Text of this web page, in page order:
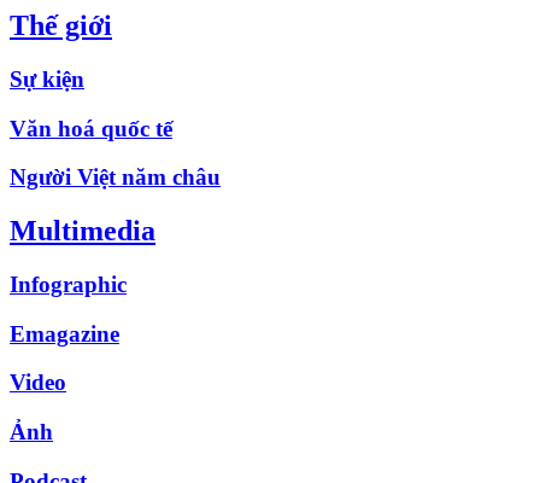
Thế giới
Sự kiện
Văn hoá quốc tế
Người Việt năm châu
Multimedia
Infographic
Emagazine
Video
Ảnh